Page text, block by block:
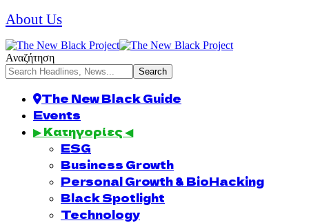
About Us
Αναζήτηση
The New Black Guide
Events
▶ Κατηγορίες ◀
ESG
Business Growth
Personal Growth & BioHacking
Black Spotlight
Technology